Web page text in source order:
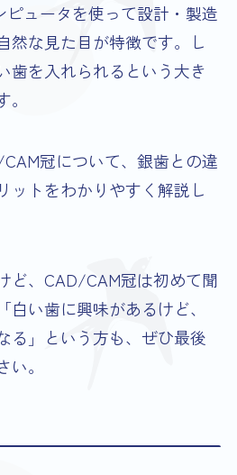
ュータを使って設計・製造
然な見た目が特徴です。し
歯を入れられるという大き
冠について、銀歯との違
ットをわかりやすく解説し
ど、CAD/CAM冠は初めて聞
い歯に興味があるけど、
る」という方も、ぜひ最後
。